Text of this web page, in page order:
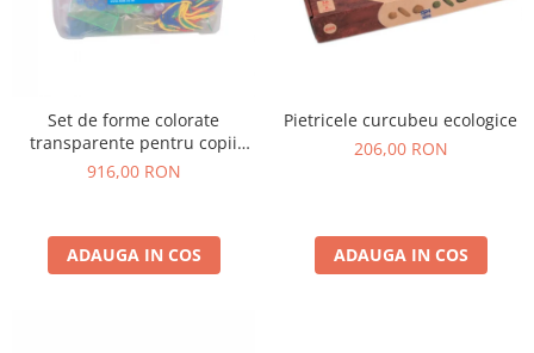
Set de forme colorate
transparente pentru copii
mici, 634 bucăți
916,00 RON
ADAUGA IN COS
Pietricele curcubeu ecologice
206,00 RON
ADAUGA IN COS